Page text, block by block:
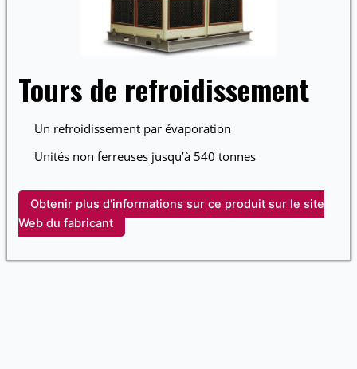
Tours de refroidissement
Un refroidissement par évaporation
Unités non ferreuses jusqu’à 540 tonnes
Obtenir plus d'informations sur ce produit sur le site
Web du fabricant